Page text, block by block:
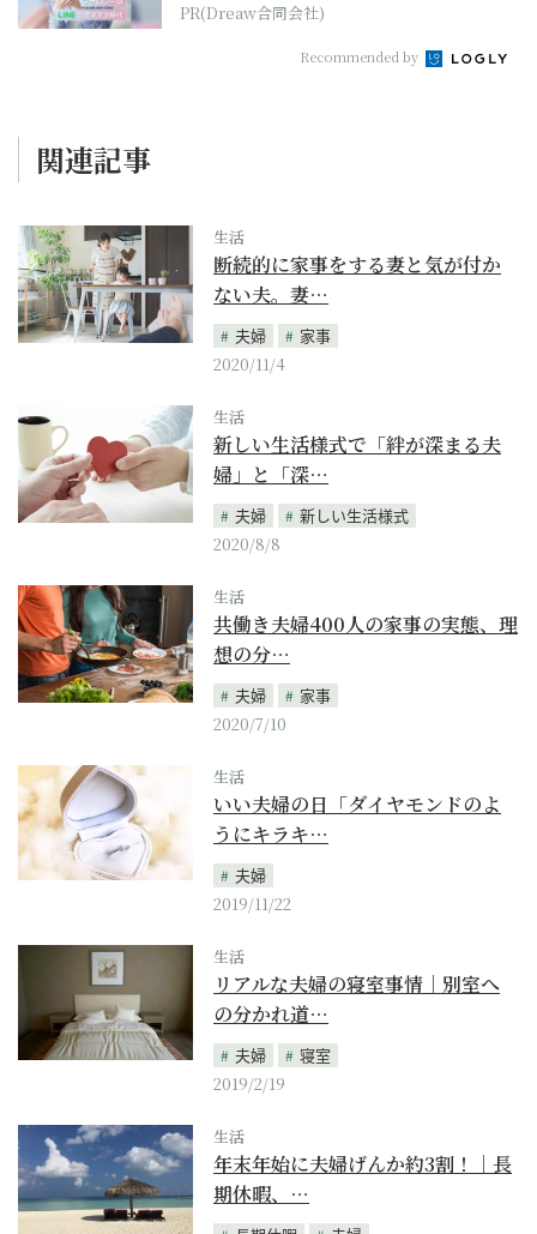
PR(Dreaw合同会社)
Recommended by
関連記事
生活
断続的に家事をする妻と気が付か
ない夫。妻…
夫婦
家事
2020/11/4
生活
新しい生活様式で「絆が深まる夫
婦」と「深…
夫婦
新しい生活様式
2020/8/8
生活
共働き夫婦400人の家事の実態、理
想の分…
夫婦
家事
2020/7/10
生活
いい夫婦の日「ダイヤモンドのよ
うにキラキ…
夫婦
2019/11/22
生活
リアルな夫婦の寝室事情｜別室へ
の分かれ道…
夫婦
寝室
2019/2/19
生活
年末年始に夫婦げんか約3割！｜長
期休暇、…